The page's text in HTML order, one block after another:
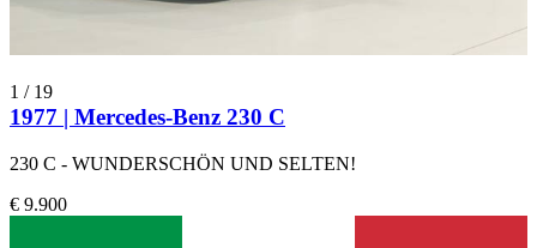
1 / 19
1977 | Mercedes-Benz 230 C
230 C - WUNDERSCHÖN UND SELTEN!
€ 9.900